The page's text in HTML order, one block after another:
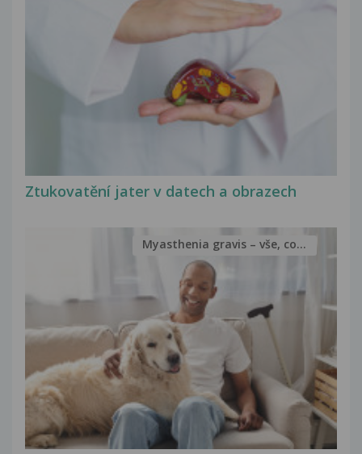
Ztukovatění jater v datech a obrazech
Myasthenia gravis – vše, co...